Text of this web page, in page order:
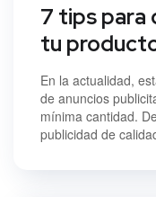
7 tips para
tu
En la actualidad,
de anuncios
mínima cantidad.
publicidad de